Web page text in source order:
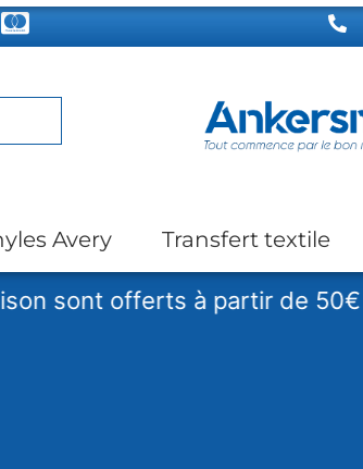
Avery Transfert textile
offerts à partir de 50€ T.T.C